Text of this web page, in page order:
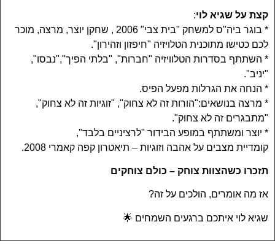
קצת על שגיא לוי:
* בוגר ביה"ס למשחק "בית צבי" 2006 , שחקן יוצר, מרצה, מוכר
לכם כטישו מתוכנית הטלויזיה "חיפזון וזהירון".
* השתתף בסדרות הטלוויזיה "חברות", "בלתי הפיך","נבסו",
"יניב".
* הנחה את הגרלות מפעל הפיס.
* מרצה בנושאים:"הורות זה לא צחוק", "זוגיות זה לא צחוק",
"מתבגרים זה לא צחוק".
* יוצר ומשתתף במופע הבידור "לרציניים בלבד",
קומדיית מצבים על אהבה וזוגיות – תיאטרון קפה קאמרי 2008.
תזכרו כשהצוות צוחק – כולם צוחקים
אז מה אומרים, הולכים על זה?
שגיא לוי איתכם ברגעים השמחים 🌟